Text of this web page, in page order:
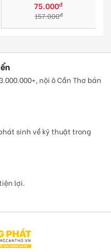
75.000đ
157.000đ
nội ô Cần Thơ bán
sinh về kỹ thuật trong
lợi.